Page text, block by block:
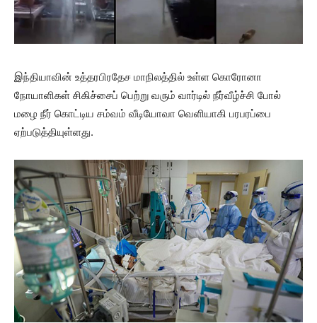
இந்தியாவின் உத்தரபிரதேச மாநிலத்தில் உள்ள கொரோனா
நோயாளிகள் சிகிச்சைப் பெற்று வரும் வார்டில் நீர்வீழ்ச்சி போல்
மழை நீர் கொட்டிய சம்வம் வீடியோவா வெளியாகி பரபரப்பை
ஏற்படுத்தியுள்ளது.